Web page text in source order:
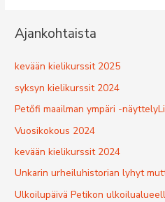
Ajankohtaista
kevään kielikurssit 2025
syksyn kielikurssit 2024
Petőfi maailman ympäri -
Vuosikokous 2024
kevään kielikurssit 2024
Unkarin urheiluhistorian lyhyt
Ulkoilupäivä Petikon